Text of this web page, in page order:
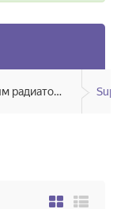
Запчасти к масляным радиаторам, вентиляторам, увлажнителям воздуха и теплотехнике